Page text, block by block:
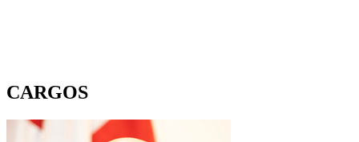
CARGOS